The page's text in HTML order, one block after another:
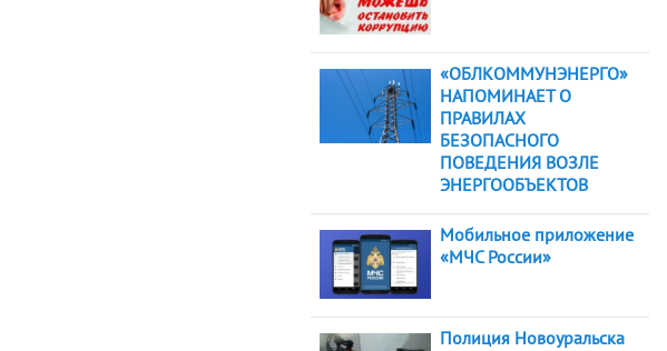
«ОБЛКОММУНЭНЕРГО»
НАПОМИНАЕТ О
ПРАВИЛАХ
БЕЗОПАСНОГО
ПОВЕДЕНИЯ ВОЗЛЕ
ЭНЕРГООБЪЕКТОВ
Мобильное приложение
«МЧС России»
Полиция Новоуральска